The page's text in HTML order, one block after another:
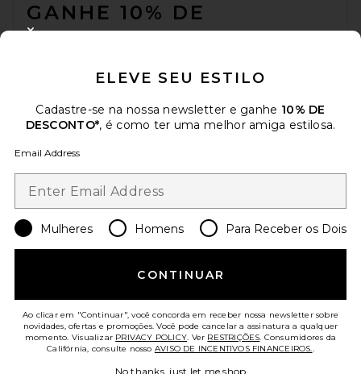
GANHE 10% DE
DESCONTO
Opte por sair a qualquer momento.
Política de Privacidade
Email Address
Sign Up
Change Country Regions
USD
AJUDE-NOS A MELHORAR!
Responda uma rápida pesquisa sobre seu acesso.Vamos lá!
ATENDIMENTO AO CLIENTE
ELEVE SEU ESTILO
Cadastre-se na nossa newsletter e ganhe 10% DE
DESCONTO*, é como ter uma melhor amiga estilosa.
Email Address
Mulheres Homens Para Receber os Dois
CONTINUAR
Ao clicar em "Continuar", você concorda em receber nossa newsletter sobre
novidades, ofertas e promoções. Você pode cancelar a assinatura a qualquer
momento. Visualizar PRIVACY POLICY. Ver RESTRIÇÕES. Consumidores da
Califórnia, consulte nosso AVISO DE INCENTIVOS FINANCEIROS..
No thanks, just let me shop